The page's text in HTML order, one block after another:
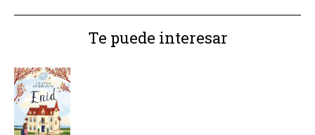
Te puede interesar